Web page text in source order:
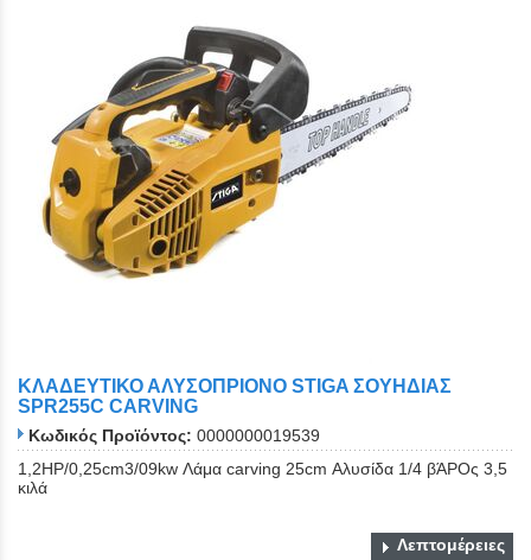
ΚΛΑΔΕΥΤΙΚΟ ΑΛΥΣΟΠΡΙΟΝΟ STIGA ΣΟΥΗΔΙΑΣ
SPR255C CARVING
Κωδικός Προϊόντος: 0000000019539
1,2ΗΡ/0,25cm3/09kw Λάμα carving 25cm Αλυσίδα 1/4 βΆΡΟς 3,5
κιλά
Λεπτομέρειες